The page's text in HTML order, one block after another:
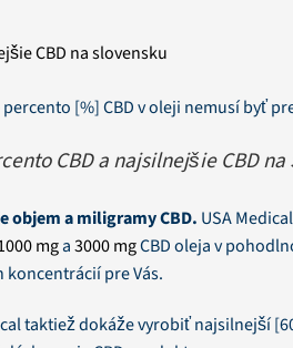
[%] CBD v oleji nemusí byť
CBD a najsilnejšie CBD
objem a miligramy CBD. USA
mga3000 mgCBD oleja v
koncentrácií pre Vás.
taktiež dokáže vyrobiť najsilnejší